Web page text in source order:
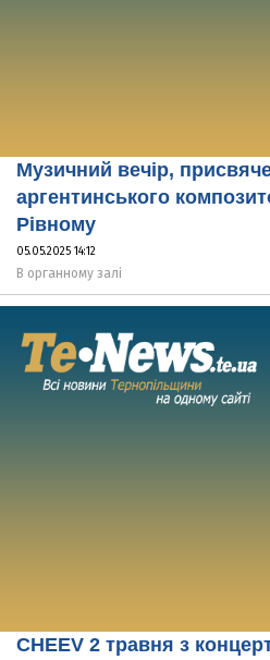
Музичний вечір,
аргентинського
Рівному
05.05.2025 14:12
В органному залі
CHEEV 2 травня з